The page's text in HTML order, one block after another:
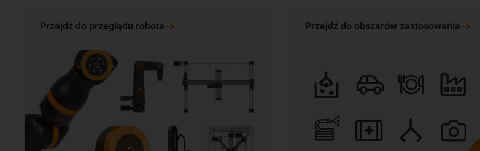
Przejdź do przeglądu robota Przejdź do obszarów zastosowania